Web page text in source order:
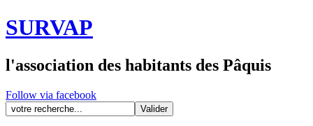
SURVAP
l'association des habitants des Pâquis
Follow via facebook